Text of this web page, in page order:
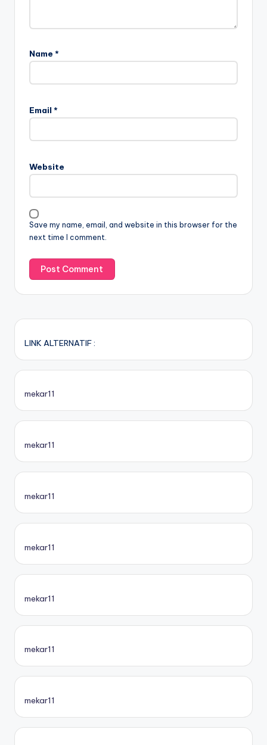
Name *
Email *
Website
Save my name, email, and website in this browser for the
next time I comment.
LINK ALTERNATIF :
mekar11
mekar11
mekar11
mekar11
mekar11
mekar11
mekar11